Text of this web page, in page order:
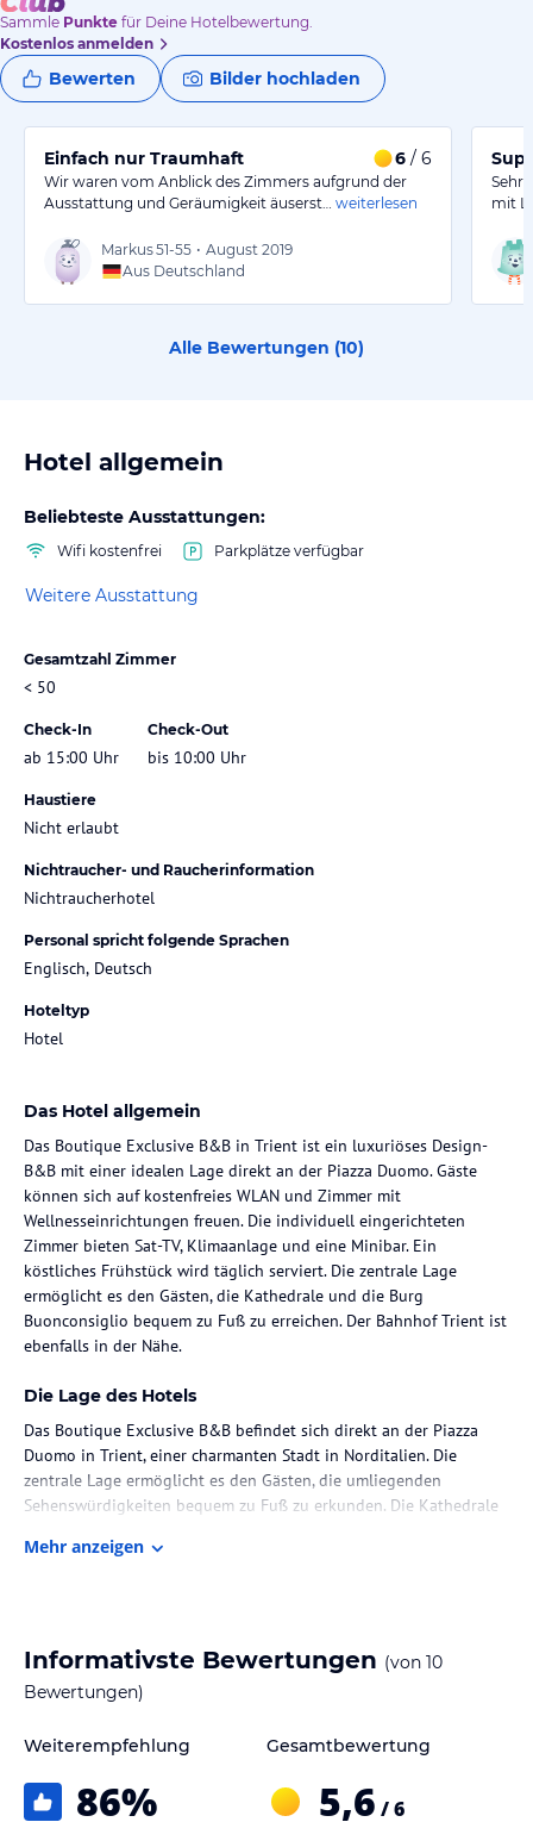
Sammle Punkte für Deine Hotelbewertung.
Kostenlos anmelden
Bewerten Bilder hochladen
Einfach nur Traumhaft 6 / 6
Wir waren vom Anblick des Zimmers aufgrund der
Ausstattung und Geräumigkeit äuserst…
weiterlesen
Markus51-55 • August 2019
Aus Deutschland
Sehr
mit
Alle Bewertungen (10)
Hotel allgemein
Beliebteste Ausstattungen:
Wifi kostenfrei Parkplätze verfügbar
Weitere Ausstattung
Gesamtzahl Zimmer
< 50
Check-In
ab 15:00 Uhr
Check-Out
bis 10:00 Uhr
Haustiere
Nicht erlaubt
Nichtraucher- und Raucherinformation
Nichtraucherhotel
Personal spricht folgende Sprachen
Englisch, Deutsch
Hoteltyp
Hotel
Das Hotel allgemein
Das Boutique Exclusive B&B in Trient ist ein luxuriöses Design-
B&B mit einer idealen Lage direkt an der Piazza Duomo. Gäste
können sich auf kostenfreies WLAN und Zimmer mit
Wellnesseinrichtungen freuen. Die individuell eingerichteten
Zimmer bieten Sat-TV, Klimaanlage und eine Minibar. Ein
köstliches Frühstück wird täglich serviert. Die zentrale Lage
ermöglicht es den Gästen, die Kathedrale und die Burg
Buonconsiglio bequem zu Fuß zu erreichen. Der Bahnhof Trient ist
ebenfalls in der Nähe.
Die Lage des Hotels
Das Boutique Exclusive B&B befindet sich direkt an der Piazza
Duomo in Trient, einer charmanten Stadt in Norditalien. Die
zentrale Lage ermöglicht es den Gästen, die umliegenden
Sehenswürdigkeiten bequem zu Fuß zu erkunden. Die Kathedrale
Buonconsiglio ist in etwa 8 Gehminuten erreichbar. Der Bahnhof
Zimmer / Unterbringung im Hotel
Die Zimmer im Boutique Exclusive B&B sind individuell gestaltet
Unterkunft. Jedes Zimmer verfügt über Annehmlichkeiten wie Sat-
mit eigenen Wellnesseinrichtungen ausgestattet, die den Gästen
ein Höchstmaß an Entspannung und Erholung bieten.
Mehr anzeigen
Informativste Bewertungen (von 10
Bewertungen)
Weiterempfehlung
86%
Gesamtbewertung
5,6 / 6